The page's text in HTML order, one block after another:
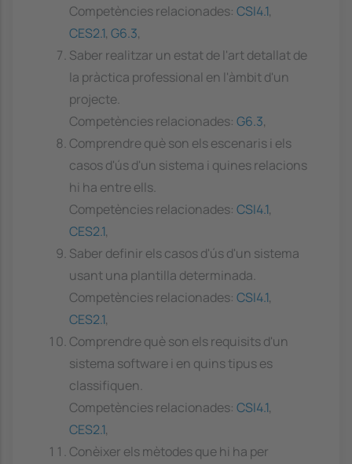
Competències relacionades: CSI4.1,
CES2.1, G6.3,
Saber realitzar un estat de l'art detallat de
la pràctica professional en l'àmbit d'un
projecte.
Competències relacionades: G6.3,
Comprendre què son els escenaris i els
casos d'ús d'un sistema i quines relacions
hi ha entre ells.
Competències relacionades: CSI4.1,
CES2.1,
Saber definir els casos d'ús d'un sistema
usant una plantilla determinada.
Competències relacionades: CSI4.1,
CES2.1,
Comprendre què son els requisits d'un
sistema software i en quins tipus es
classifiquen.
Competències relacionades: CSI4.1,
CES2.1,
Conèixer els mètodes que hi ha per